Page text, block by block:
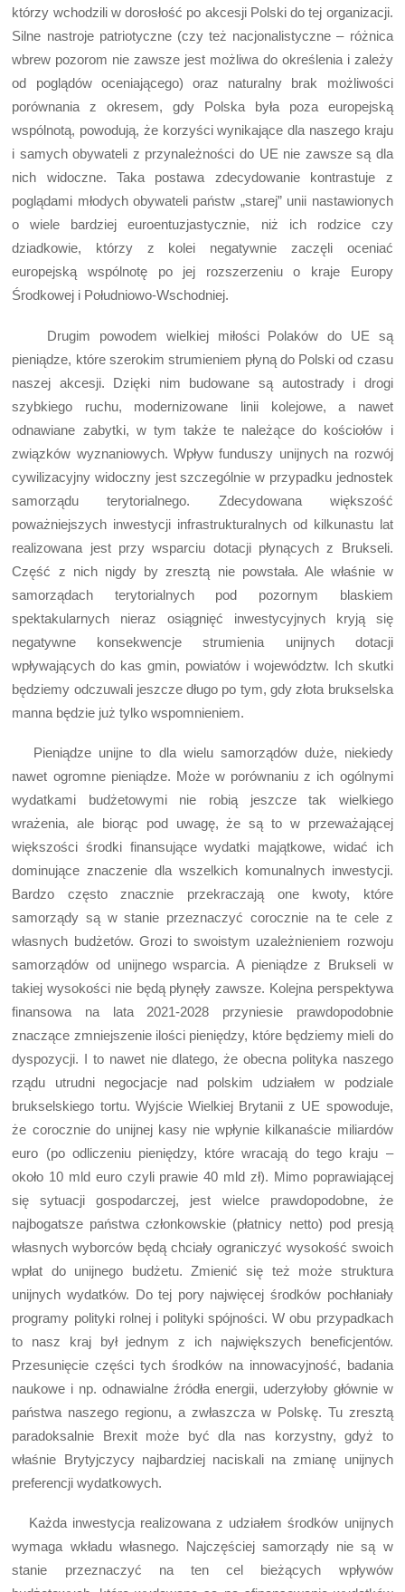
którzy wchodzili w dorosłość po akcesji Polski do tej organizacji.
Silne nastroje patriotyczne (czy też nacjonalistyczne – różnica
wbrew pozorom nie zawsze jest możliwa do określenia i zależy
od poglądów oceniającego) oraz naturalny brak możliwości
porównania z okresem, gdy Polska była poza europejską
wspólnotą, powodują, że korzyści wynikające dla naszego kraju
i samych obywateli z przynależności do UE nie zawsze są dla
nich widoczne. Taka postawa zdecydowanie kontrastuje z
poglądami młodych obywateli państw „starej” unii nastawionych
o wiele bardziej euroentuzjastycznie, niż ich rodzice czy
dziadkowie, którzy z kolei negatywnie zaczęli oceniać
europejską wspólnotę po jej rozszerzeniu o kraje Europy
Środkowej i Południowo-Wschodniej.
Drugim powodem wielkiej miłości Polaków do UE są
pieniądze, które szerokim strumieniem płyną do Polski od czasu
naszej akcesji. Dzięki nim budowane są autostrady i drogi
szybkiego ruchu, modernizowane linii kolejowe, a nawet
odnawiane zabytki, w tym także te należące do kościołów i
związków wyznaniowych. Wpływ funduszy unijnych na rozwój
cywilizacyjny widoczny jest szczególnie w przypadku jednostek
samorządu terytorialnego. Zdecydowana większość
poważniejszych inwestycji infrastrukturalnych od kilkunastu lat
realizowana jest przy wsparciu dotacji płynących z Brukseli.
Część z nich nigdy by zresztą nie powstała. Ale właśnie w
samorządach terytorialnych pod pozornym blaskiem
spektakularnych nieraz osiągnięć inwestycyjnych kryją się
negatywne konsekwencje strumienia unijnych dotacji
wpływających do kas gmin, powiatów i województw. Ich skutki
będziemy odczuwali jeszcze długo po tym, gdy złota brukselska
manna będzie już tylko wspomnieniem.
Pieniądze unijne to dla wielu samorządów duże, niekiedy
nawet ogromne pieniądze. Może w porównaniu z ich ogólnymi
wydatkami budżetowymi nie robią jeszcze tak wielkiego
wrażenia, ale biorąc pod uwagę, że są to w przeważającej
większości środki finansujące wydatki majątkowe, widać ich
dominujące znaczenie dla wszelkich komunalnych inwestycji.
Bardzo często znacznie przekraczają one kwoty, które
samorządy są w stanie przeznaczyć corocznie na te cele z
własnych budżetów. Grozi to swoistym uzależnieniem rozwoju
samorządów od unijnego wsparcia. A pieniądze z Brukseli w
takiej wysokości nie będą płynęły zawsze. Kolejna perspektywa
finansowa na lata 2021-2028 przyniesie prawdopodobnie
znaczące zmniejszenie ilości pieniędzy, które będziemy mieli do
dyspozycji. I to nawet nie dlatego, że obecna polityka naszego
rządu utrudni negocjacje nad polskim udziałem w podziale
brukselskiego tortu. Wyjście Wielkiej Brytanii z UE spowoduje,
że corocznie do unijnej kasy nie wpłynie kilkanaście miliardów
euro (po odliczeniu pieniędzy, które wracają do tego kraju –
około 10 mld euro czyli prawie 40 mld zł). Mimo poprawiającej
się sytuacji gospodarczej, jest wielce prawdopodobne, że
najbogatsze państwa członkowskie (płatnicy netto) pod presją
własnych wyborców będą chciały ograniczyć wysokość swoich
wpłat do unijnego budżetu. Zmienić się też może struktura
unijnych wydatków. Do tej pory najwięcej środków pochłaniały
programy polityki rolnej i polityki spójności. W obu przypadkach
to nasz kraj był jednym z ich największych beneficjentów.
Przesunięcie części tych środków na innowacyjność, badania
naukowe i np. odnawialne źródła energii, uderzyłoby głównie w
państwa naszego regionu, a zwłaszcza w Polskę. Tu zresztą
paradoksalnie Brexit może być dla nas korzystny, gdyż to
właśnie Brytyjczycy najbardziej naciskali na zmianę unijnych
preferencji wydatkowych.
Każda inwestycja realizowana z udziałem środków unijnych
wymaga wkładu własnego. Najczęściej samorządy nie są w
stanie przeznaczyć na ten cel bieżących wpływów